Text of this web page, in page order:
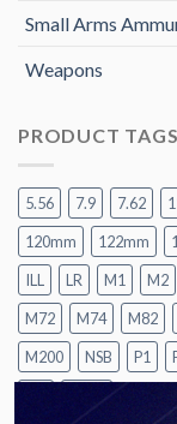
Small Arms
Weapons
PRODUCT TAGS
5.56 7.9 7.62
120mm
122mm
ILL
LR M1 M2
M72
M74 M82
M200
NSB P1
UTIU